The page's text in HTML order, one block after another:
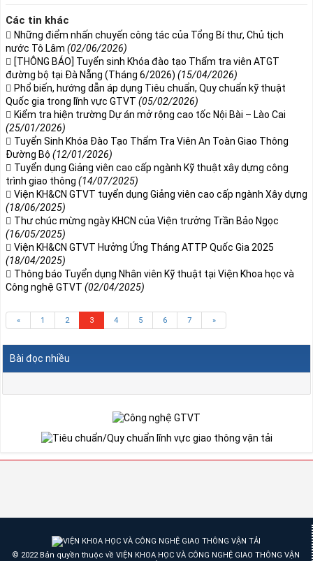
Các tin khác
Những điểm nhấn chuyến công tác của Tổng Bí thư, Chủ tịch
nước Tô Lâm (02/06/2026)
[THÔNG BÁO] Tuyển sinh Khóa đào tạo Thẩm tra viên ATGT
đường bộ tại Đà Nẵng (Tháng 6/2026) (15/04/2026)
Phổ biến, hướng dẫn áp dụng Tiêu chuẩn, Quy chuẩn kỹ thuật
Quốc gia trong lĩnh vực GTVT (05/02/2026)
Kiểm tra hiện trường Dự án mở rộng cao tốc Nội Bài – Lào Cai
(25/01/2026)
Tuyển Sinh Khóa Đào Tạo Thẩm Tra Viên An Toàn Giao Thông
Đường Bộ (12/01/2026)
Tuyển dụng Giảng viên cao cấp ngành Kỹ thuật xây dựng công
trình giao thông (14/07/2025)
Viện KH&CN GTVT tuyển dụng Giảng viên cao cấp ngành Xây dựng
(18/06/2025)
Thư chúc mừng ngày KHCN của Viện trưởng Trần Bảo Ngọc
(16/05/2025)
Viện KH&CN GTVT Hưởng Ứng Tháng ATTP Quốc Gia 2025
(18/04/2025)
Thông báo Tuyển dụng Nhân viên Kỹ thuật tại Viện Khoa học và
Công nghệ GTVT (02/04/2025)
« 1 2 3 4 5 6 7 »
Bài đọc nhiều
© 2022 Bản quyền thuộc về VIỆN KHOA HỌC VÀ CÔNG NGHỆ GIAO THÔNG VẬN